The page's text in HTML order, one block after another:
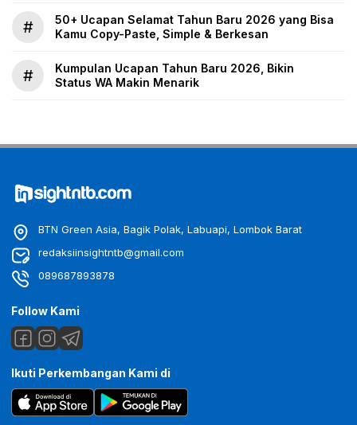
#
50+ Ucapan Selamat Tahun Baru 2026 yang Bisa
Kamu Copy-Paste, Simple & Berkesan
#
Kumpulan Ucapan Tahun Baru 2026, Bikin
Status WA Makin Menarik
BTN Green Asia, Bagik Polak, Labuapi, Lombok Barat
redaksiinsightntb@gmail.com
089687893878
Follow Kami
Ikuti Perkembangan Kami di